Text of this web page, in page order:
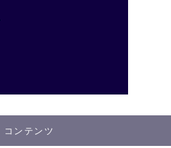
コンテンツ